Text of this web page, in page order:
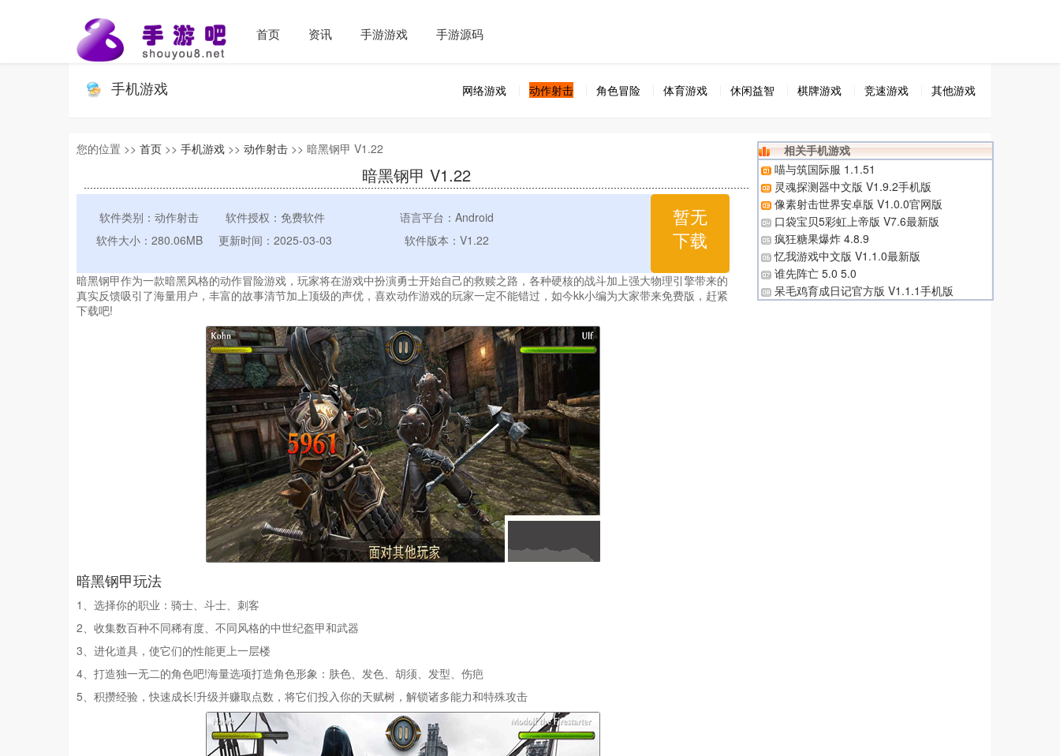
首页 资讯 手游游戏 手游源码
手机游戏 网络游戏 动作射击 角色冒险 体育游戏 休闲益智 棋牌游戏 竞速游戏 其他游戏
您的位置 >> 首页 >> 手机游戏 >> 动作射击 >> 暗黑钢甲 V1.22
暗黑钢甲 V1.22
软件类别：动作射击 软件授权：免费软件
语言平台：Android
软件大小：280.06MB
更新时间：2025-03-03 软件版本：V1.22
暂无
下载
暗黑钢甲作为一款暗黑风格的动作冒险游戏，玩家将在游戏中扮演勇士开始自己的救赎之路，各种硬核的战斗加上强大物理引擎带来的
真实反馈吸引了海量用户，丰富的故事清节加上顶级的声优，喜欢动作游戏的玩家一定不能错过，如今kk小编为大家带来免费版，赶紧
下载吧!
暗黑钢甲玩法
1、选择你的职业：骑士、斗士、刺客
2、收集数百种不同稀有度、不同风格的中世纪盔甲和武器
3、进化道具，使它们的性能更上一层楼
4、打造独一无二的角色吧!海量选项打造角色形象：肤色、发色、胡须、发型、伤疤
5、积攒经验，快速成长!升级并赚取点数，将它们投入你的天赋树，解锁诸多能力和特殊攻击
相关手机游戏
喵与筑国际服 1.1.51
灵魂探测器中文版 V1.9.2手机版
像素射击世界安卓版 V1.0.0官网版
口袋宝贝5彩虹上帝版 V7.6最新版
疯狂糖果爆炸 4.8.9
忆我游戏中文版 V1.1.0最新版
谁先阵亡 5.0 5.0
呆毛鸡育成日记官方版 V1.1.1手机版